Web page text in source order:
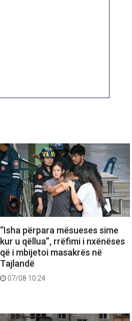
“Isha përpara mësueses sime
kur u qëllua”, rrëfimi i nxënëses
që i mbijetoi masakrës në
Tajlandë
07/08 10:24